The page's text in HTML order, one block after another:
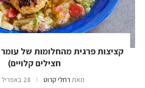
קציצות פרגית מהחלומות של
חצילים קלויים)
מאת רחלי קרוט 28 באפריל 2020